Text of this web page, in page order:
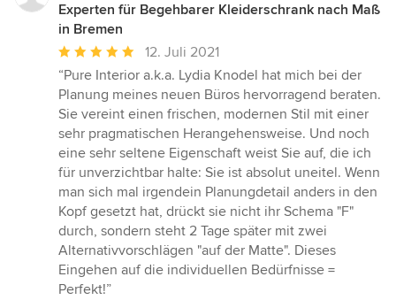
Experten für Begehbarer Kleiderschrank nach Maß
in Bremen
Durchschnittliche
Bewertung:
5
von
5
Sternen
12. Juli 2021
“Pure Interior a.k.a. Lydia Knodel hat mich bei der
Planung meines neuen Büros hervorragend beraten.
Sie vereint einen frischen, modernen Stil mit einer
sehr pragmatischen Herangehensweise. Und noch
eine sehr seltene Eigenschaft weist Sie auf, die ich
für unverzichtbar halte: Sie ist absolut uneitel. Wenn
man sich mal irgendein Planungdetail anders in den
Kopf gesetzt hat, drückt sie nicht ihr Schema "F"
durch, sondern steht 2 Tage später mit zwei
Alternativvorschlägen "auf der Matte". Dieses
Eingehen auf die individuellen Bedürfnisse =
Perfekt!”